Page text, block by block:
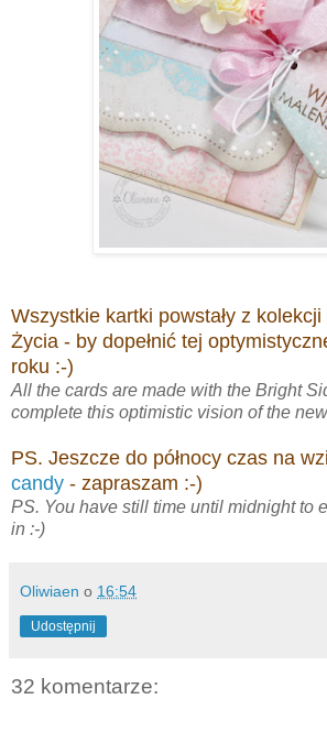
Wszystkie kartki powstały z
Życia - by dopełnić tej
roku :-)
All the cards are made with the Bright
complete this optimistic vision of the
PS. Jeszcze do północy czas na
candy - zapraszam :-)
PS. You have still time until midnight to
in :-)
Oliwiaen o 16:54
Udostępnij
32 komentarze: